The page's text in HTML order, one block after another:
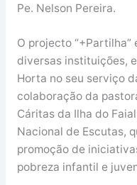
Pe. Nelson Pereira.
O projecto
diversas instituições,
Horta no seu serviço
colaboração da
Cáritas da Ilha do
Nacional de Escutas,
promoção de
pobreza infantil e